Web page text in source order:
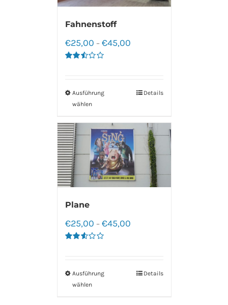
Fahnenstoff
von 5
€25,00 – €45,00
Ausführung
wählen
Details
Plane
von 5
€25,00 – €45,00
Ausführung
wählen
Details